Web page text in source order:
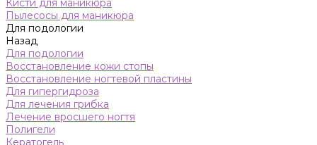
Кисти для маникюра
Пылесосы для маникюра
Для подологии
Назад
Для подологии
Восстановление кожи стопы
Восстановление ногтевой пластины
Для гипергидроза
Для лечения грибка
Лечение вросшего ногтя
Полигели
Кератогель